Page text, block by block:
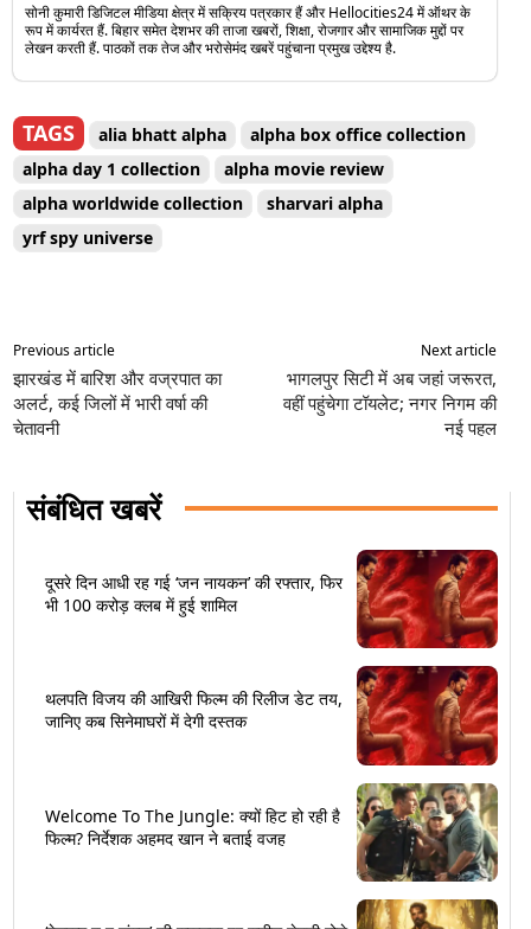
सोनी कुमारी डिजिटल मीडिया क्षेत्र में सक्रिय पत्रकार हैं और Hellocities24 में ऑथर के
रूप में कार्यरत हैं. बिहार समेत देशभर की ताजा खबरों, शिक्षा, रोजगार और सामाजिक मुद्दों पर
लेखन करती हैं. पाठकों तक तेज और भरोसेमंद खबरें पहुंचाना प्रमुख उद्देश्य है.
TAGS alia bhatt alpha
alpha box office collection
alpha day 1 collection
alpha movie review
alpha worldwide collection
sharvari alpha
yrf spy universe
Previous article
झारखंड में बारिश और वज्रपात का
अलर्ट, कई जिलों में भारी वर्षा की
चेतावनी
Next article
भागलपुर सिटी में अब जहां जरूरत,
वहीं पहुंचेगा टॉयलेट; नगर निगम की
नई पहल
संबंधित खबरें
दूसरे दिन आधी रह गई ‘जन नायकन’ की रफ्तार, फिर
भी 100 करोड़ क्लब में हुई शामिल
थलपति विजय की आखिरी फिल्म की रिलीज डेट तय,
जानिए कब सिनेमाघरों में देगी दस्तक
Welcome To The Jungle: क्यों हिट हो रही है
फिल्म? निर्देशक अहमद खान ने बताई वजह